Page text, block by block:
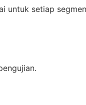
untuk setiap